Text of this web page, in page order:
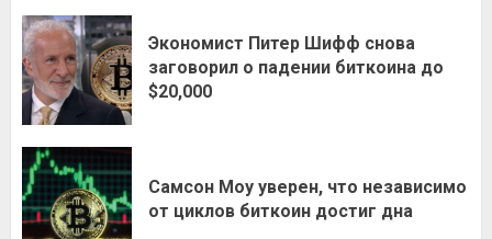
Экономист Питер Шифф снова
заговорил о падении биткоина до
$20,000
Самсон Моу уверен, что независимо
от циклов биткоин достиг дна